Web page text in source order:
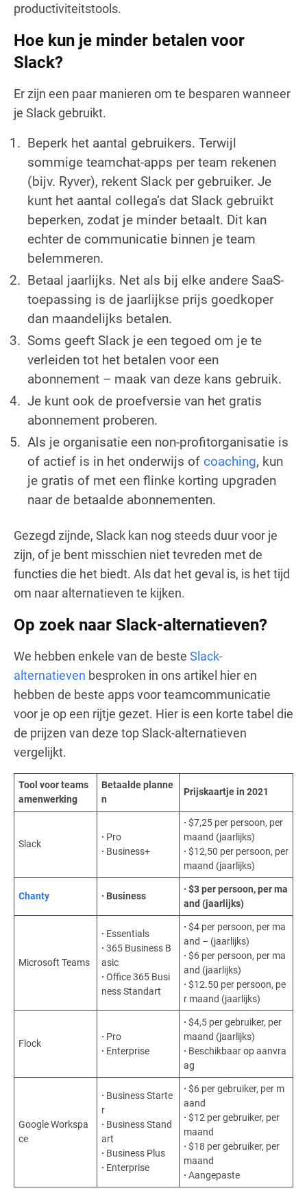
productiviteitstools.
Hoe kun je minder betalen voor
Slack?
Er zijn een paar manieren om te besparen wanneer
je Slack gebruikt.
Beperk het aantal gebruikers. Terwijl
sommige teamchat-apps per team rekenen
(bijv. Ryver), rekent Slack per gebruiker. Je
kunt het aantal collega’s dat Slack gebruikt
beperken, zodat je minder betaalt. Dit kan
echter de communicatie binnen je team
belemmeren.
Betaal jaarlijks. Net als bij elke andere SaaS-
toepassing is de jaarlijkse prijs goedkoper
dan maandelijks betalen.
Soms geeft Slack je een tegoed om je te
verleiden tot het betalen voor een
abonnement – maak van deze kans gebruik.
Je kunt ook de proefversie van het gratis
abonnement proberen.
Als je organisatie een non-profitorganisatie is
of actief is in het onderwijs of coaching, kun
je gratis of met een flinke korting upgraden
naar de betaalde abonnementen.
Gezegd zijnde, Slack kan nog steeds duur voor je
zijn, of je bent misschien niet tevreden met de
functies die het biedt. Als dat het geval is, is het tijd
om naar alternatieven te kijken.
Op zoek naar Slack-alternatieven?
We hebben enkele van de beste Slack-
alternatieven besproken in ons artikel hier en
hebben de beste apps voor teamcommunicatie
voor je op een rijtje gezet. Hier is een korte tabel die
de prijzen van deze top Slack-alternatieven
vergelijkt.
Tool voor teams
amenwerking
Betaalde planne
n
Prijskaartje in 2021
Slack
· Pro
· Business+
· $7,25 per persoon, per
maand (jaarlijks)
· $12,50 per persoon, per
maand (jaarlijks)
Chanty · Business
· $3 per persoon, per ma
and (jaarlijks)
Microsoft Teams
· Essentials
· 365 Business B
asic
· Office 365 Busi
ness Standart
· $4 per persoon, per ma
and – (jaarlijks)
· $6 per persoon, per ma
and (jaarlijks)
· $12.50 per persoon, pe
r maand (jaarlijks)
Flock
· Pro
· Enterprise
· $4,5 per gebruiker, per
maand (jaarlijks)
· Beschikbaar op aanvra
ag
Google Workspa
ce
· Business Starte
r
· Business Stand
art
· Business Plus
· Enterprise
· $6 per gebruiker, per m
aand
· $12 per gebruiker, per
maand
· $18 per gebruiker, per
maand
· Aangepaste